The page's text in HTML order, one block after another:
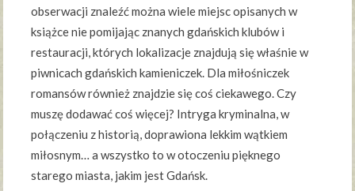
obserwacji znaleźć można wiele miejsc opisanych w
książce nie pomijając znanych gdańskich klubów i
restauracji, których lokalizacje znajdują się właśnie w
piwnicach gdańskich kamieniczek. Dla miłośniczek
romansów również znajdzie się coś ciekawego. Czy
muszę dodawać coś więcej? Intryga kryminalna, w
połączeniu z historią, doprawiona lekkim wątkiem
miłosnym… a wszystko to w otoczeniu pięknego
starego miasta, jakim jest Gdańsk.